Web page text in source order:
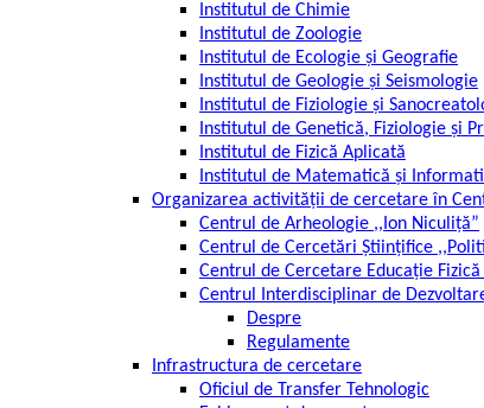
Institutul de Chimie
Institutul de Zoologie
Institutul de Ecologie și Geografie
Institutul de Geologie și Seismologie
Institutul de Fiziologie și
Institutul de Genetică, Fiziologie și
Institutul de Fizică Aplicată
Institutul de Matematică și
Organizarea activității de cercetare în
Centrul de Arheologie ,,Ion Niculiță”
Centrul de Cercetări Științifice
Centrul de Cercetare Educație Fizică
Centrul Interdisciplinar de
Despre
Regulamente
Infrastructura de cercetare
Oficiul de Transfer Tehnologic